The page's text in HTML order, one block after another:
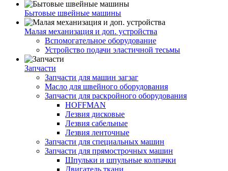
Бытовые швейные машины
Малая механизация и доп. устройства
Вспомогательное оборудование
Устройство подачи эластичной тесьмы
Запчасти
Запчасти для машин загзаг
Масло для швейного оборудования
Запчасти для раскройного оборудования
HOFFMAN
Лезвия дисковые
Лезвия сабельные
Лезвия ленточные
Запчасти для специальных машин
Запчасти для прямострочных машин
Шпульки и шпульные колпачки
Двигатель ткани